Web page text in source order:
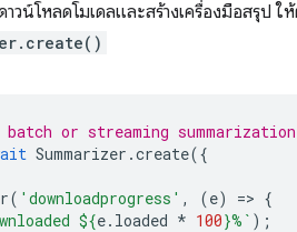
าวน์โหลดโมเดลและสร้างเครื่องมือสรุป ใ
or streaming summarization
Summarizer .create({
( 'downloadprogress' , (e) => {
${e. loaded * 100}%` );